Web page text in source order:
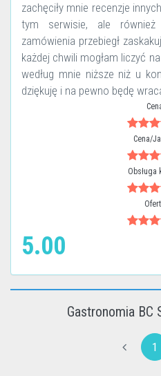
zachęciły mnie recenzje
tym serwisie, ale
zamówienia przebiegł
każdej chwili mogłam liczyć
według mnie niższe niż u
dziękuję i na pewno będę
Cena/
Obsługa
5.00
Gastronomia BC
1